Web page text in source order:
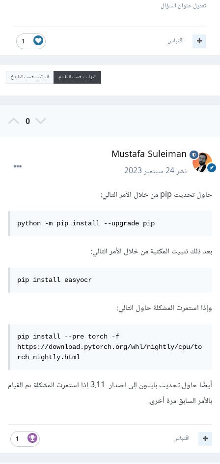
تعديل عنوان السؤال
1 اقتباس
الترتيب حسب التقييم الترتيب حسب التاريخ
0
Mustafa Suleiman
نشر24 سبتمبر 2023
حاول تحديث pip من خلال الأمر التالي:
python -m pip install --upgrade pip
بعد ذلك تثبيت المكتبة من خلال الأمر التالي:
pip install easyocr
وإذا استمرت المشكلة حاول التالي:
pip install --pre torch -f
https://download.pytorch.org/whl/nightly/cpu/to
rch_nightly.html
أيضًا حاول تحديث بايثون إلى إصدار 3.11 إذا استمرت المشكلة ثم القيام
بالأمر السابق مرة أخرى.
1 اقتباس